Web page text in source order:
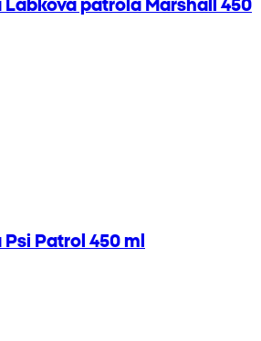
Patrol 450 ml